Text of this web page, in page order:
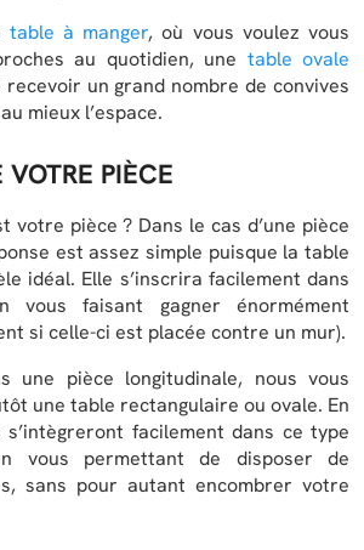
table à manger, où vous voulez vous
au quotidien, une table ovale
un grand nombre de convives
mieux l’espace.
PIÈCE
votre pièce ? Dans le cas d’une pièce
est assez simple puisque la table
idéal. Elle s’inscrira facilement dans
faisant gagner énormément
si celle-ci est placée contre un mur).
une pièce longitudinale, nous vous
une table rectangulaire ou ovale. En
facilement dans ce type
vous permettant de disposer de
sans pour autant encombrer votre